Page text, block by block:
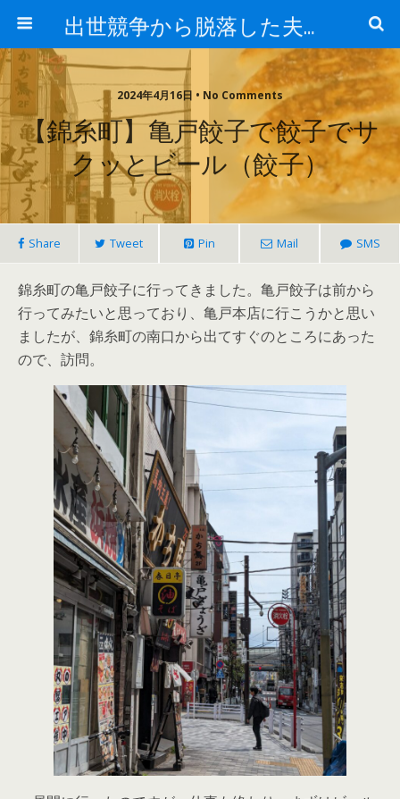
出世競争から脱落した夫と妻の日常
2024年4月16日 • No Comments
【錦糸町】亀戸餃子で餃子でサ
クッとビール（餃子）
Share Tweet Pin Mail SMS
錦糸町の亀戸餃子に行ってきました。亀戸餃子は前から
行ってみたいと思っており、亀戸本店に行こうかと思い
ましたが、錦糸町の南口から出てすぐのところにあった
ので、訪問。